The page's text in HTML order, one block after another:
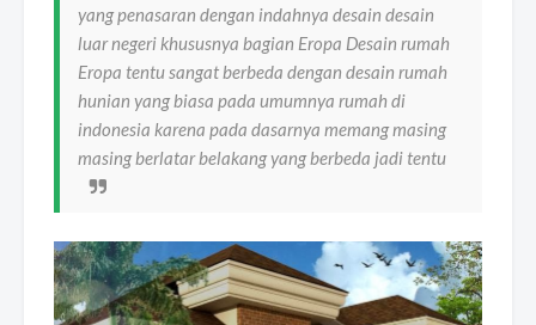
yang penasaran dengan indahnya desain desain
luar negeri khususnya bagian Eropa Desain rumah
Eropa tentu sangat berbeda dengan desain rumah
hunian yang biasa pada umumnya rumah di
indonesia karena pada dasarnya memang masing
masing berlatar belakang yang berbeda jadi tentu